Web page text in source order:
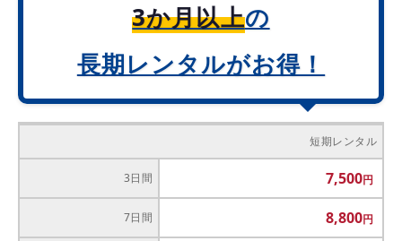
3か月以上の
長期レンタルがお得！
短期レンタル
3日間 7,500
7日間 8,800